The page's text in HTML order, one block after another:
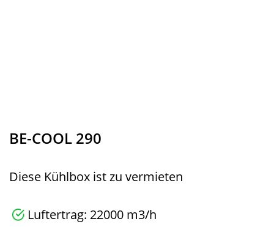
BE-COOL 290
Diese Kühlbox ist zu vermieten
Luftertrag: 22000 m3/h